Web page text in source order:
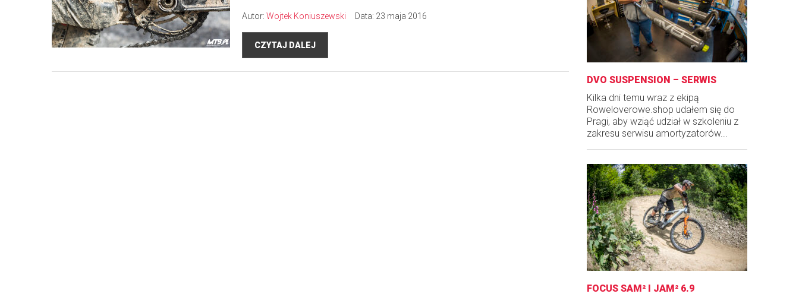
Autor: Wojtek Koniuszewski Data: 23 maja 2016
CZYTAJ DALEJ
DVO SUSPENSION – SERWIS
Kilka dni temu wraz z ekipą
Roweloverowe.shop udałem się do
Pragi, aby wziąć udział w szkoleniu z
zakresu serwisu amortyzatorów...
FOCUS SAM² I JAM² 6.9